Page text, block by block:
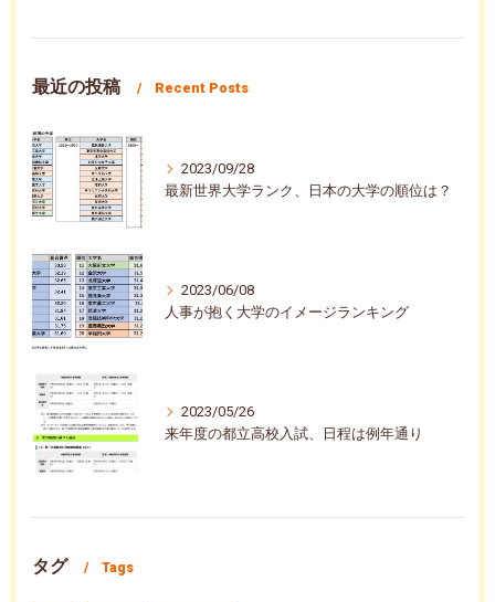
最近の投稿 Recent Posts
2023/09/28
最新世界大学ランク、日本の大学の順位は？
2023/06/08
人事が抱く大学のイメージランキング
2023/05/26
来年度の都立高校入試、日程は例年通り
タグ Tags